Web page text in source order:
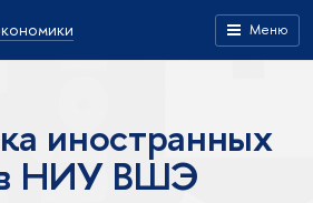
Меню
иностранных
НИУ ВШЭ